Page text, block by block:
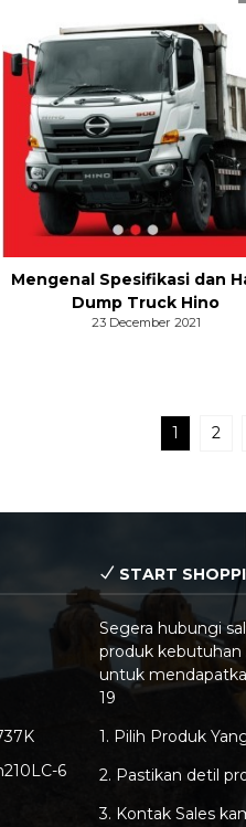
Mengenal Spesifikasi dan
Dump Truck Hino
23 December 2021
1 2
6
START
Segera hubungi
produk kebutuhan
untuk
19
1. Pilih Produk
2. Pastikan detil
3. Kontak Sales